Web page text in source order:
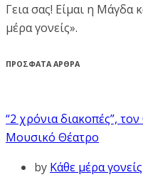
Γεια σας! Είμαι η Μάγδα
μέρα γονείς».
ΠΡΟΣΦΑΤΑ ΑΡΘΡΑ
“2 χρόνια διακοπές”,
Μουσικό Θέατρο
by Κάθε μέρα γονείς